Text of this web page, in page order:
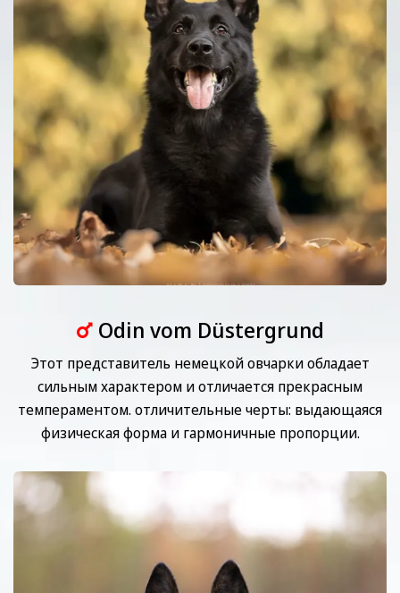
Odin vom Düstergrund
Этот представитель немецкой овчарки обладает
сильным характером и отличается прекрасным
темпераментом. отличительные черты: выдающаяся
физическая форма и гармоничные пропорции.